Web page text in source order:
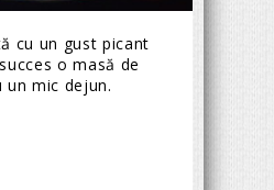
cu un gust picant
o masă de
un mic dejun.